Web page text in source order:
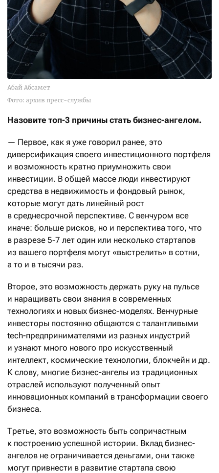
Абай Абсамет
Фото: архив пресс-службы
Назовите топ-3 причины стать бизнес-ангелом.
— Первое, как я уже говорил ранее, это
диверсификация своего инвестиционного портфеля
и возможность кратно приумножить свои
инвестиции. В общей массе люди инвестируют
средства в недвижимость и фондовый рынок,
которые могут дать линейный рост
в среднесрочной перспективе. С венчуром все
иначе: больше рисков, но и перспектива того, что
в разрезе 5-7 лет один или несколько стартапов
из вашего портфеля могут «выстрелить» в сотни,
а то и в тысячи раз.
Второе, это возможность держать руку на пульсе
и наращивать свои знания в современных
технологиях и новых бизнес-моделях. Венчурные
инвесторы постоянно общаются с талантливыми
tech-предпринимателями из разных индустрий
и узнают много нового про искусственный
интеллект, космические технологии, блокчейн и др.
К слову, многие бизнес-ангелы из традиционных
отраслей используют полученный опыт
инновационных компаний в трансформации своего
бизнеса.
Третье, это возможность быть сопричастным
к построению успешной истории. Вклад бизнес-
ангелов не ограничивается деньгами, они также
могут привнести в развитие стартапа свою